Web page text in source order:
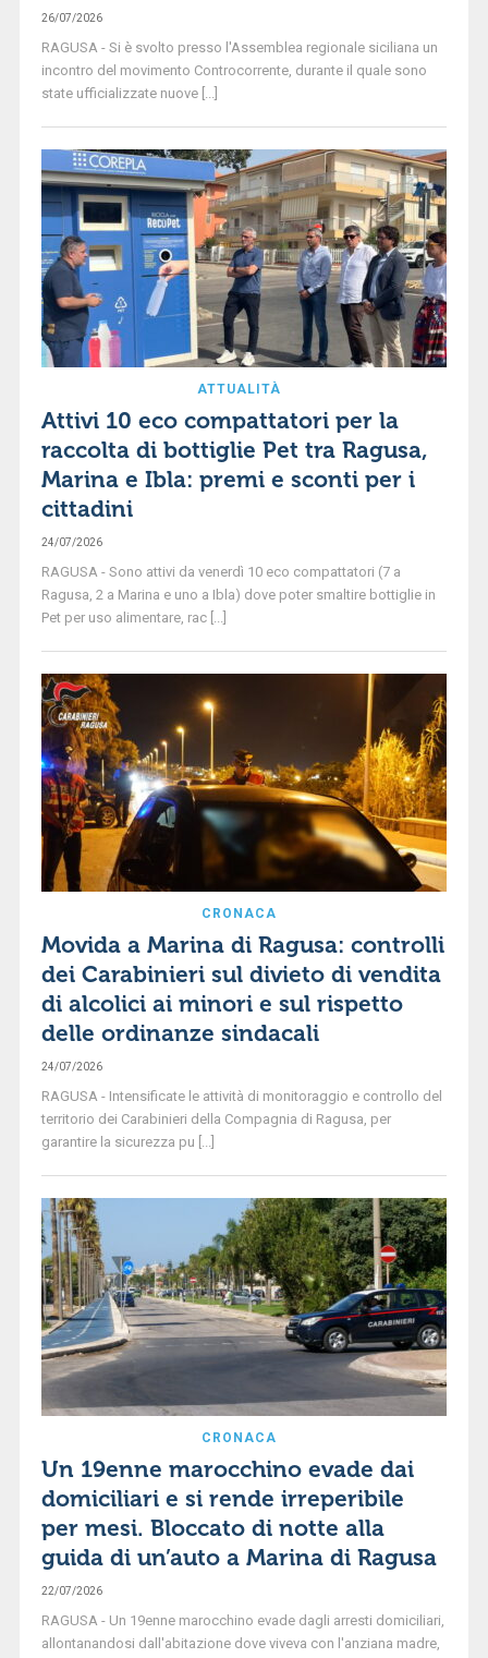
26/07/2026
RAGUSA - Si è svolto presso l'Assemblea regionale siciliana un
incontro del movimento Controcorrente, durante il quale sono
state ufficializzate nuove [...]
ATTUALITÀ
Attivi 10 eco compattatori per la
raccolta di bottiglie Pet tra Ragusa,
Marina e Ibla: premi e sconti per i
cittadini
24/07/2026
RAGUSA - Sono attivi da venerdì 10 eco compattatori (7 a
Ragusa, 2 a Marina e uno a Ibla) dove poter smaltire bottiglie in
Pet per uso alimentare, rac [...]
CRONACA
Movida a Marina di Ragusa: controlli
dei Carabinieri sul divieto di vendita
di alcolici ai minori e sul rispetto
delle ordinanze sindacali
24/07/2026
RAGUSA - Intensificate le attività di monitoraggio e controllo del
territorio dei Carabinieri della Compagnia di Ragusa, per
garantire la sicurezza pu [...]
CRONACA
Un 19enne marocchino evade dai
domiciliari e si rende irreperibile
per mesi. Bloccato di notte alla
guida di un’auto a Marina di Ragusa
22/07/2026
RAGUSA - Un 19enne marocchino evade dagli arresti domiciliari,
allontanandosi dall'abitazione dove viveva con l'anziana madre,